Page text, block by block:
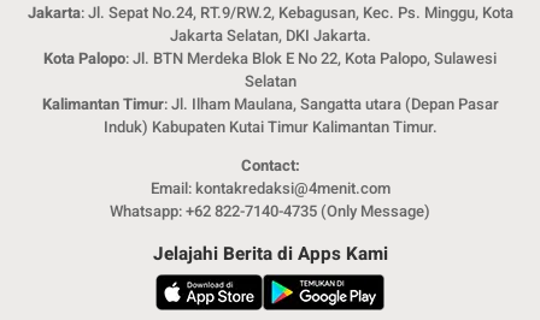
Jakarta: Jl. Sepat No.24, RT.9/RW.2, Kebagusan, Kec. Ps. Minggu, Kota
Jakarta Selatan, DKI Jakarta.
Kota Palopo: Jl. BTN Merdeka Blok E No 22, Kota Palopo, Sulawesi
Selatan
Kalimantan Timur: Jl. Ilham Maulana, Sangatta utara (Depan Pasar
Induk) Kabupaten Kutai Timur Kalimantan Timur.
Contact:
Email: kontakredaksi@4menit.com
Whatsapp: +62 822-7140-4735 (Only Message)
Jelajahi Berita di Apps Kami